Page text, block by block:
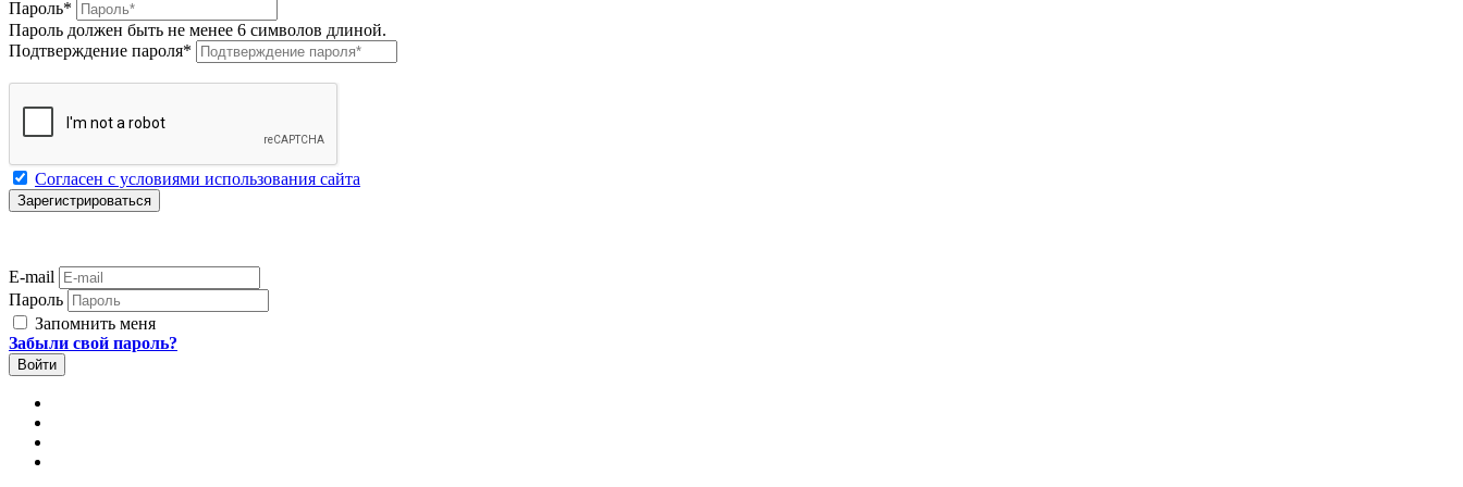
Пароль*
Пароль должен быть не менее 6 символов длиной.
Подтверждение пароля*
Согласен с условиями использования сайта
E-mail
Пароль
Запомнить меня
Забыли свой пароль?